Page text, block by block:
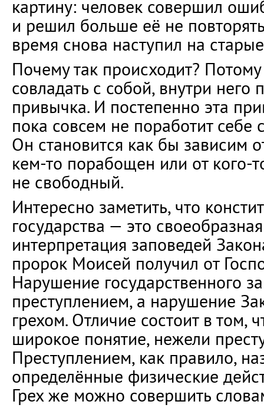
картину: человек совершил
и решил больше её не
время снова наступил на
Почему так происходит?
совладать с собой, внутри него
привычка. И постепенно эта
пока совсем не поработит себе
Он становится как бы зависим
кем-то порабощен или от кого-
не свободный.
Интересно заметить, что
государства — это
интерпретация заповедей
пророк Моисей получил от
Нарушение государственного
преступлением, а нарушение
грехом. Отличие состоит в том,
широкое понятие, нежели
Преступлением, как правило,
определённые физические
Грех же можно совершить